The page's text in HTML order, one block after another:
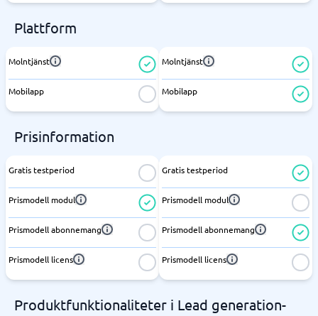
Plattform
Molntjänst
Mobilapp
Molntjänst
Mobilapp
Prisinformation
Gratis testperiod
Prismodell modul
Prismodell abonnemang
Prismodell licens
Gratis testperiod
Prismodell modul
Prismodell abonnemang
Prismodell licens
Produktfunktionaliteter i Lead generation-